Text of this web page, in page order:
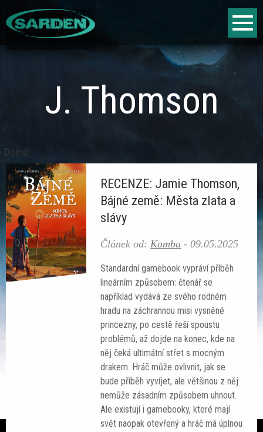
Hry
Fantasy
Sci-fi
J. Thomson
Jste
zde
Domů
RECENZE: Jamie Thomson,
Bájné země: Města zlata a
slávy
Článek od:Kamba -09.05.2025
Standardní gamebook vypráví příběh
lineárním způsobem: čtenář se
například vydává ze svého rodném
hradu na záchrannou misi vysněné
princezny, po cestě řeší spoustu
problémů, až dojde na konec, kde na
něj čeká ultimátní střet s mocným
drakem. Hráč může ovlivnit, jak se
bude příběh vyvíjet, ale většinou z něj
nemůže zásadním způsobem uhnout.
Ale existují i gamebooky, které mají
svět naopak otevřený a hráč má úplnou